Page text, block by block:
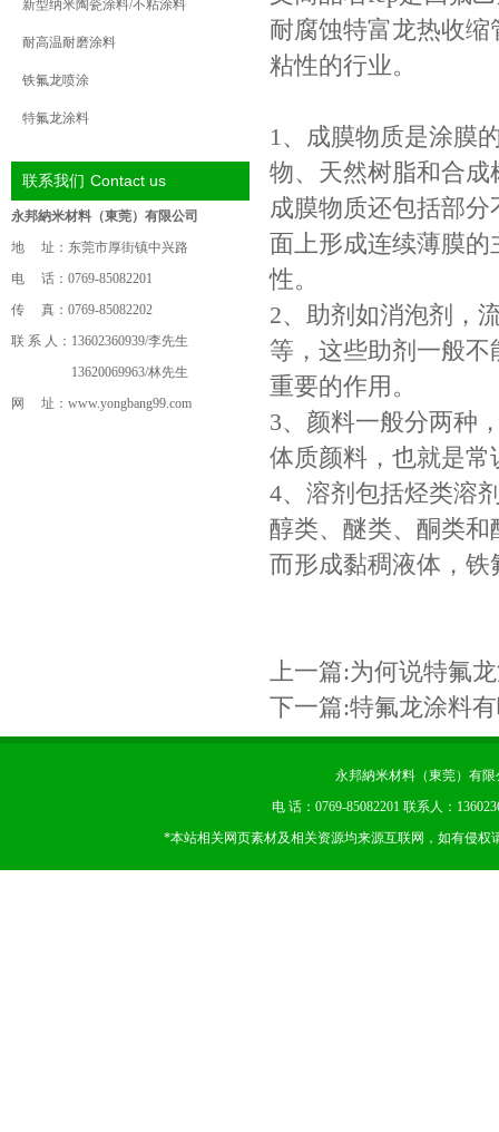
新型纳米陶瓷涂料/不粘涂料
耐高温耐磨涂料
铁氟龙喷涂
特氟龙涂料
联系我们 Contact us
永邦納米材料（東莞）有限公司
地 址：东莞市厚街镇中兴路
电 话：0769-85082201
传 真：0769-85082202
联 系 人：13602360939/李先生
13620069963/林先生
网 址： www.yongbang99.com
耐腐蚀特富龙热收
粘性的行业。
1、成膜物质是涂膜
物、天然树脂和合成
成膜物质还包括部
面上形成连续薄膜
性。
2、助剂如消泡剂，
等，这些助剂一般
重要的作用。
3、颜料一般分两种
体质颜料，也就是
4、溶剂包括烃类溶
醇类、醚类、酮类
而形成黏稠液体，
上一篇:为何说特氟
下一篇:特氟龙涂料
永邦納米材料（東莞）有限
电 话：0769-85082201 联系人：
*本站相关网页素材及相关资源均来源互联网，如有侵